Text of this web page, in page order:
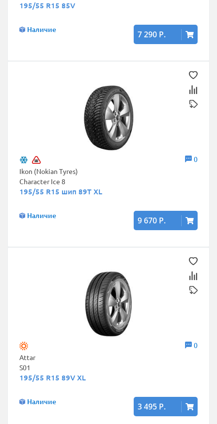
195/55 R15 85V
Наличие 7 290 Р.
0
Ikon (Nokian Tyres)
Character Ice 8
195/55 R15 шип 89T XL
Наличие 9 670 Р.
0
Attar
S01
195/55 R15 89V XL
Наличие 3 495 Р.